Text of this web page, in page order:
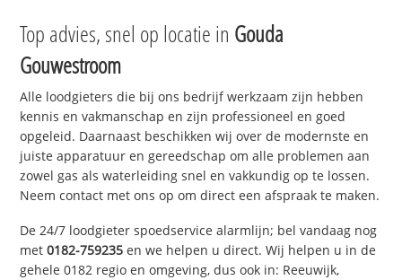
Top advies, snel op locatie in Gouda
Gouwestroom
Alle loodgieters die bij ons bedrijf werkzaam zijn hebben
kennis en vakmanschap en zijn professioneel en goed
opgeleid. Daarnaast beschikken wij over de modernste en
juiste apparatuur en gereedschap om alle problemen aan
zowel gas als waterleiding snel en vakkundig op te lossen.
Neem contact met ons op om direct een afspraak te maken.
De 24/7 loodgieter spoedservice alarmlijn; bel vandaag nog
met0182-759235 en we helpen u direct. Wij helpen u in de
gehele 0182 regio en omgeving, dus ook in: Reeuwijk,